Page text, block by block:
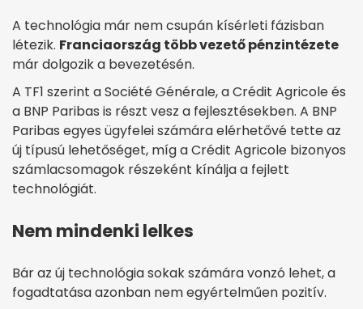
A technológia már nem csupán kísérleti fázisban
létezik. Franciaország több vezető pénzintézete
már dolgozik a bevezetésén.
A TF1 szerint a Société Générale, a Crédit Agricole és
a BNP Paribas is részt vesz a fejlesztésekben. A BNP
Paribas egyes ügyfelei számára elérhetővé tette az
új típusú lehetőséget, míg a Crédit Agricole bizonyos
számlacsomagok részeként kínálja a fejlett
technológiát.
Nem mindenki lelkes
Bár az új technológia sokak számára vonzó lehet, a
fogadtatása azonban nem egyértelműen pozitív.